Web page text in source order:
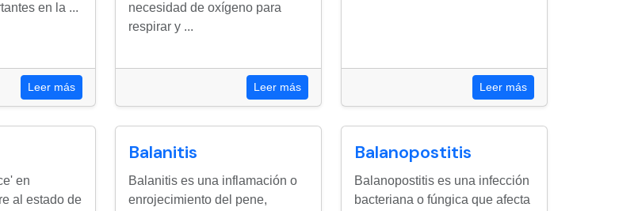
en la ...
Leer más
necesidad de oxígeno para
respirar y ...
Leer más Leer más
en
al estado de
Balanitis
Balanitis es una inflamación o
enrojecimiento del pene,
Balanopostitis
Balanopostitis es una infección
bacteriana o fúngica que afecta